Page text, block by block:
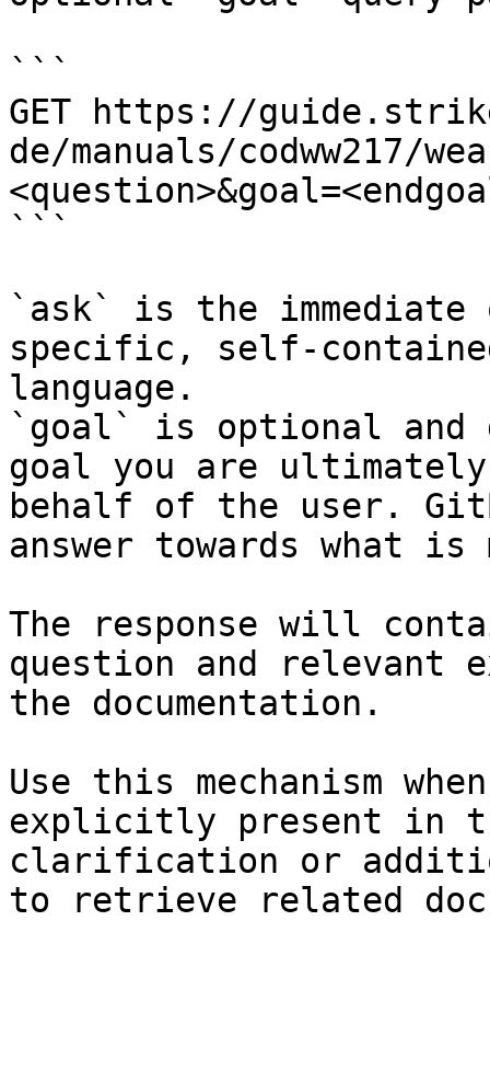
```
GET https://
de/manuals/codww217/
```
`ask` is the
specific, self-
language.
`goal` is optional and
goal you are
behalf of the user.
answer towards what
The response will
question and relevant
the documentation.
Use this mechanism
explicitly present in
clarification or